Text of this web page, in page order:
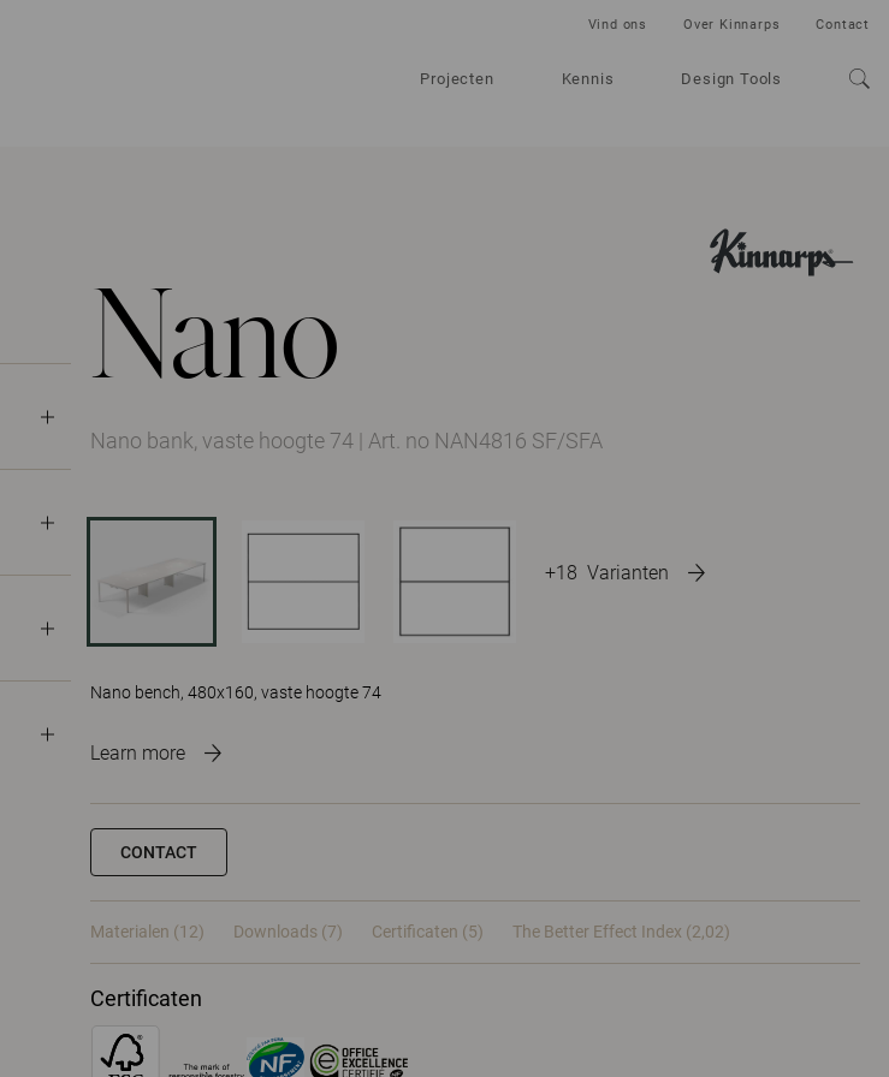
Projecten Kennis Design Tools
Vind ons Over Kinnarps Contact
Nano
+18 Varianten
Nano bank, vaste hoogte 74 | Art. no NAN4816 SF/SFA
Nano bench, 480x160, vaste hoogte 74
Learn more
CONTACT
Materialen (12) Downloads (7) Certificaten (5) The Better Effect Index (2,02)
Certificaten